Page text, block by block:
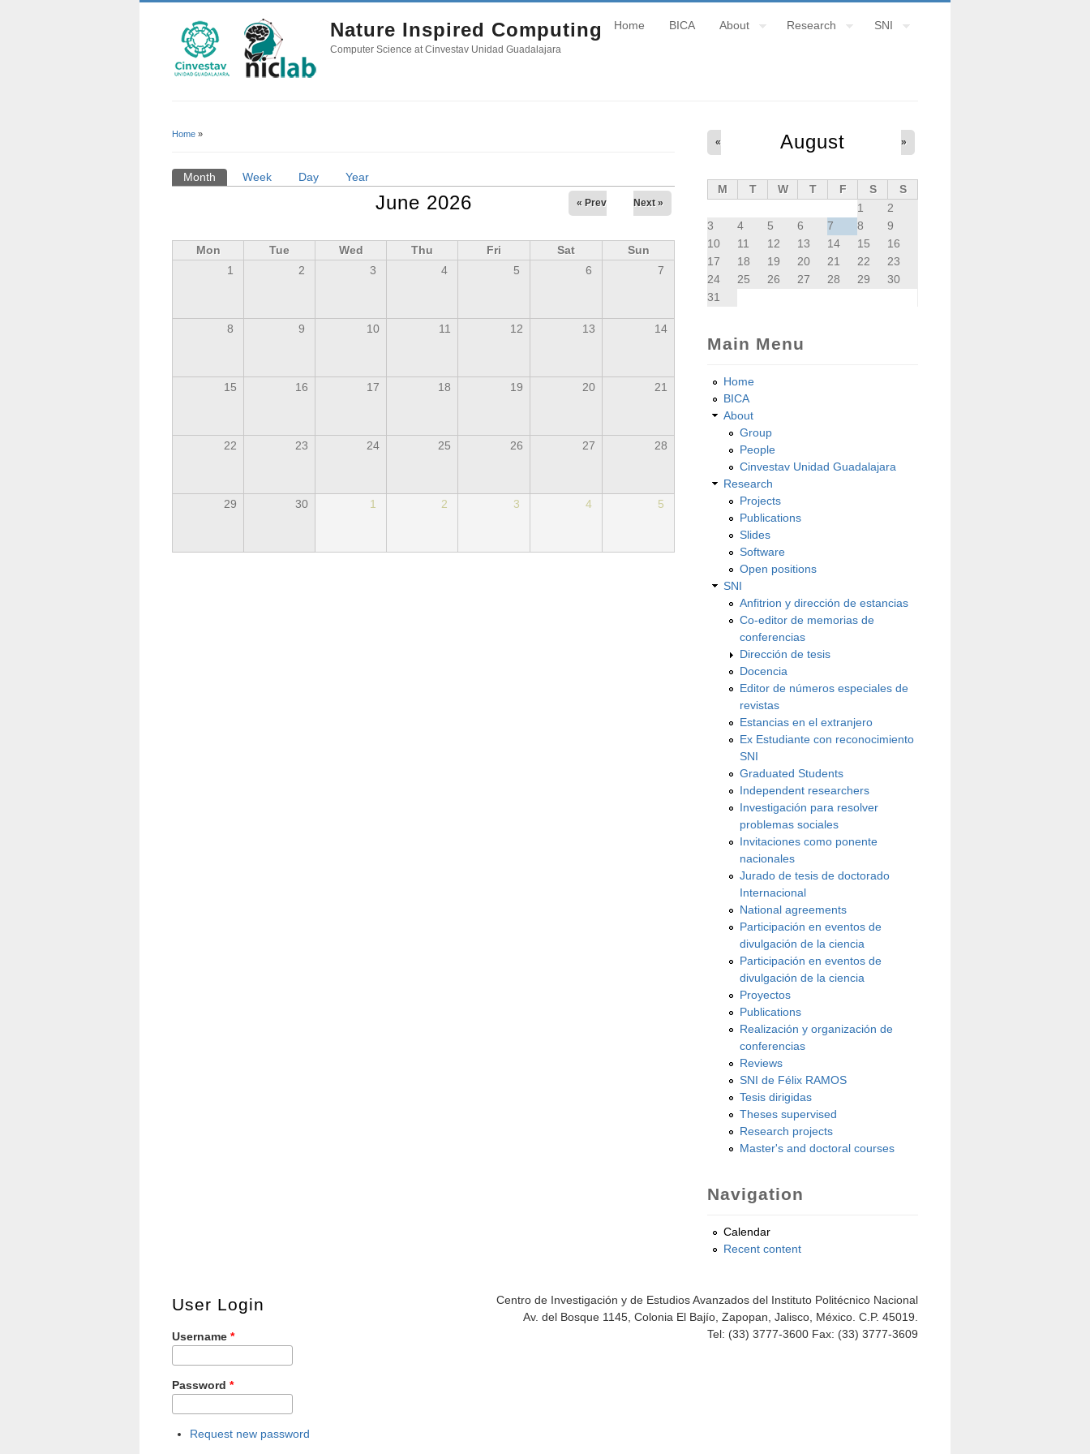
Nature Inspired Computing
Computer Science at Cinvestav Unidad Guadalajara
Home BICA About Research SNI
Home »
Primary Tabs
Month (active tab)
Week Day Year
June 2026 « Prev Next »
Mon Tue Wed Thu Fri Sat
Sun
1
2 3 4 5 6 7
8 9 10 11 12 13 14
15 16 17 18 19 20 21
22 23 24 25 26 27 28
29 30 1 2 3 4 5
August
« »
M T W T F S
S
1
2
3
4 5 6 7 8
9
10
11 12 13 14 15
16
17
18 19 20 21 22
23
24
25 26 27 28 29
30
31
Main Menu
Home
BICA
About
Group
People
Cinvestav Unidad Guadalajara
Research
Projects
Publications
Slides
Software
Open positions
SNI
Anfitrion y dirección de estancias
Co-editor de memorias de
conferencias
Dirección de tesis
Docencia
Editor de números especiales de
revistas
Estancias en el extranjero
Ex Estudiante con reconocimiento
SNI
Graduated Students
Independent researchers
Investigación para resolver
problemas sociales
Invitaciones como ponente
nacionales
Jurado de tesis de doctorado
Internacional
National agreements
Participación en eventos de
divulgación de la ciencia
Participación en eventos de
divulgación de la ciencia
Proyectos
Publications
Realización y organización de
conferencias
Reviews
SNI de Félix RAMOS
Tesis dirigidas
Theses supervised
Research projects
Master's and doctoral courses
Navigation
Calendar
Recent content
Centro de Investigación y de Estudios Avanzados del Instituto Politécnico Nacional
Av. del Bosque 1145, Colonia El Bajío, Zapopan, Jalisco, México. C.P. 45019.
Tel: (33) 3777-3600 Fax: (33) 3777-3609
User Login
Username *
Password *
Request new password